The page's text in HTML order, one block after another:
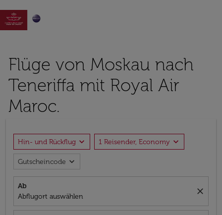

Flüge von Moskau nach
Teneriffa mit Royal Air
Maroc.
Hin- und Rückflug expand_more 1 Reisender, Economy expand_more
Gutscheincode expand_more
Ab
Abflugort auswählen
close